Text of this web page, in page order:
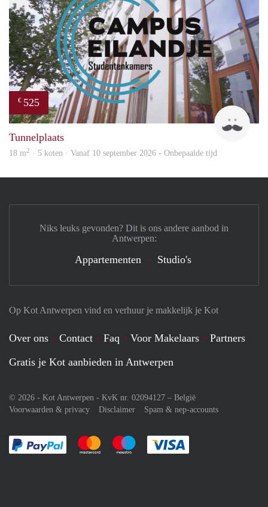
€ 525
Leon
Tunnelplaats
18 m2 · 5 koten · Vanaf 10 september 2026 - Onbepaalde tijd
Op Kot Antwerpen vind en verhuur je makkelijk je Kot
Over ons Contact Faq Voor Makelaars
Partners
Gratis je Kot aanbieden in Antwerpen
© 2026 - Kot Antwerpen - KvK nr. 02094127 – België
Voorwaarden & privacy
Disclaimer Spam & nep-accounts
Je rekent gemakkelijk af met Paypal
Je rekent gemakkelijk af met Mastercard
Je rekent gemakkelijk af met Meastro
Niks leuks gevonden? Dit is ons andere aanbod in
Antwerpen:
Appartementen Studio's